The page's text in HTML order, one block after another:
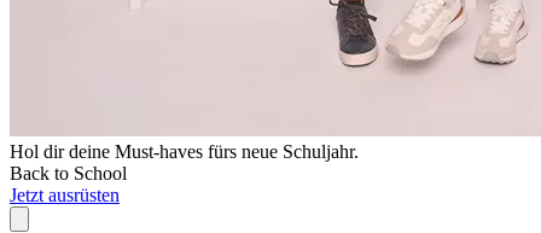
Hol dir deine Must-haves fürs neue Schuljahr.
Back to School
Jetzt ausrüsten